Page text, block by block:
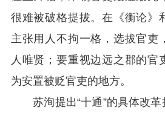
很难被破格提拔。在《衡论》
主张用人不拘一格，选拔官吏
人唯贤；要重视边远之郡的官
为安置被贬官吏的地方。
苏洵提出“十通”的具体改革